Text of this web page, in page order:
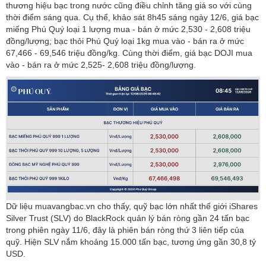
thương hiệu bạc trong nước cũng điều chỉnh tăng giá so với cùng
thời điểm sáng qua. Cụ thể, khảo sát 8h45 sáng ngày 12/6, giá bạc
miếng Phú Quý loại 1 lượng mua - bán ở mức 2,530 - 2,608 triệu
đồng/lượng; bạc thỏi Phú Quý loại 1kg mua vào - bán ra ở mức
67,466 - 69,546 triệu đồng/kg. Cùng thời điểm, giá bạc DOJI mua
vào - bán ra ở mức 2,525- 2,608 triệu đồng/lượng.
Dữ liệu muavangbac.vn cho thấy, quỹ bạc lớn nhất thế giới iShares
Silver Trust (SLV) do BlackRock quản lý bán ròng gần 24 tấn bạc
trong phiên ngày 11/6, đây là phiên bán ròng thứ 3 liên tiếp của
quỹ. Hiện SLV nắm khoảng 15.000 tấn bạc, tương ứng gần 30,8 tỷ
USD.